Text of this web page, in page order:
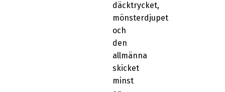
däcktrycket,
mönsterdjupet
och
den
allmänna
skicket
minst